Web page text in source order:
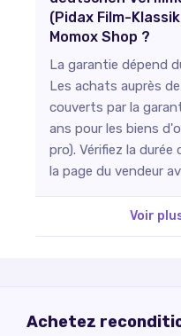
(Pidax Film-
Momox Shop ?
La garantie dépend
Les achats auprès
couverts par la
ans pour les biens
pro). Vérifiez la
la page du vendeur
Voir
Achetez